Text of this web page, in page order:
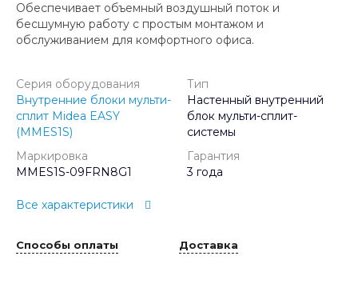
Обеспечивает объемный воздушный поток и
бесшумную работу с простым монтажом и
обслуживанием для комфортного офиса.
Серия оборудования
Внутренние блоки мульти-
сплит Midea EASY
(MMES1S)
Тип
Настенный внутренний
блок мульти-сплит-
системы
Маркировка
MMES1S-09FRN8G1
Гарантия
3 года
Все характеристики
Способы оплаты Доставка